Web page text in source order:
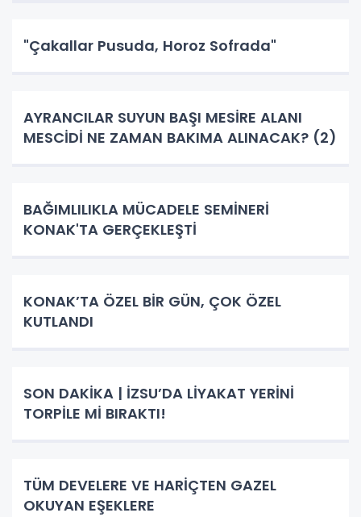
"Çakallar Pusuda, Horoz Sofrada"
AYRANCILAR SUYUN BAŞI MESİRE ALANI
MESCİDİ NE ZAMAN BAKIMA ALINACAK? (2)
BAĞIMLILIKLA MÜCADELE SEMİNERİ
KONAK'TA GERÇEKLEŞTİ
KONAK’TA ÖZEL BİR GÜN, ÇOK ÖZEL
KUTLANDI
SON DAKİKA | İZSU’DA LİYAKAT YERİNİ
TORPİLE Mİ BIRAKTI!
TÜM DEVELERE VE HARİÇTEN GAZEL
OKUYAN EŞEKLERE